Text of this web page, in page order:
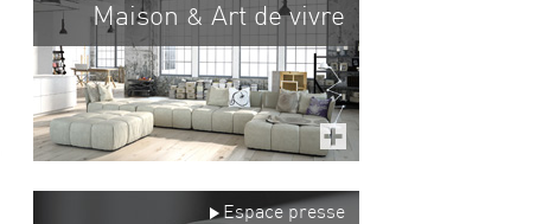
Maison & Art de vivre
Espace presse